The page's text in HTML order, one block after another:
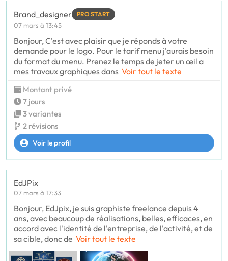
Brand_designer PRO START
07 mars à 13:45
Bonjour, C'est avec plaisir que je réponds à votre
demande pour le logo. Pour le tarif menu j'aurais besoin
du format du menu. Prenez le temps de jeter un œil a
mes travaux graphiques dans Voir tout le texte
Montant privé
7 jours
3 variantes
2 révisions
Voir le profil
EdJPix
07 mars à 17:33
Bonjour, EdJpix, je suis graphiste freelance depuis 4
ans, avec beaucoup de réalisations, belles, efficaces, en
accord avec l'identité de l'entreprise, de l'activité, et de
sa cible, donc de Voir tout le texte